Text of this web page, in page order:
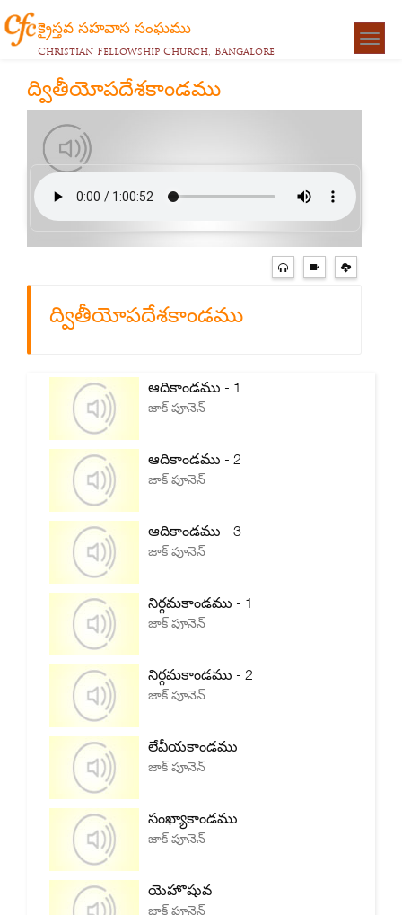
క్రైస్తవ సహవాస సంఘము
Christian Fellowship Church, Bangalore
ద్వితీయోపదేశకాండము
ద్వితీయోపదేశకాండము
ఆదికాండము - 1
జాక్ పూనెన్
ఆదికాండము - 2
జాక్ పూనెన్
ఆదికాండము - 3
జాక్ పూనెన్
నిర్గమకాండము - 1
జాక్ పూనెన్
నిర్గమకాండము - 2
జాక్ పూనెన్
లేవీయకాండము
జాక్ పూనెన్
సంఖ్యాకాండము
జాక్ పూనెన్
యెహొషువ
జాక్ పూనెన్